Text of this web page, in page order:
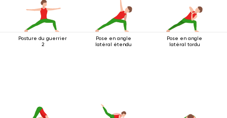
Posture du guerrier
2
Pose en angle
latéral étendu
Pose en angle
latéral tordu